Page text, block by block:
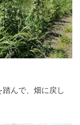
んで、畑に戻し